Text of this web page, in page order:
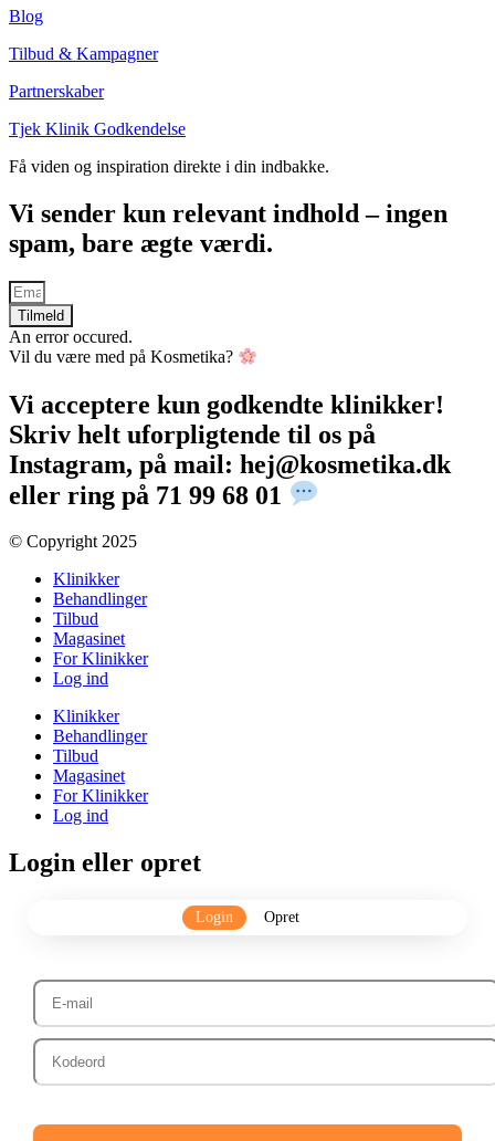
Blog
Tilbud & Kampagner
Partnerskaber
Tjek Klinik Godkendelse
Få viden og inspiration direkte i din indbakke.
Vi sender kun relevant indhold – ingen
spam, bare ægte værdi.
Tilmeld
An error occured.
Vil du være med på Kosmetika?
Vi acceptere kun godkendte klinikker!
Skriv helt uforpligtende til os på
Instagram, på mail: hej@kosmetika.dk
eller ring på 71 99 68 01
© Copyright 2025​
Klinikker
Behandlinger
Tilbud
Magasinet
For Klinikker
Log ind
Klinikker
Behandlinger
Tilbud
Magasinet
For Klinikker
Log ind
Login eller opret
Login Opret